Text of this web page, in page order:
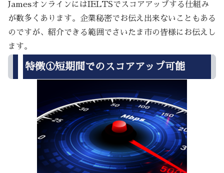
JamesオンラインにはIELTSでスコアアップする仕組み
が数多くあります。企業秘密でお伝え出来ないこともある
のですが、紹介できる範囲でさいたま市の皆様にお伝えし
ます。
特徴①短期間でのスコアアップ可能